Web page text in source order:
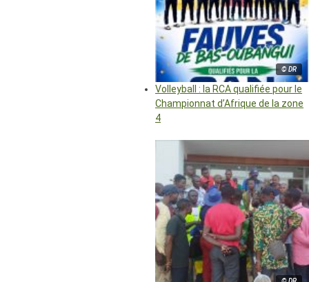
© DR
Volleyball : la RCA qualifiée pour le
Championnat d’Afrique de la zone
4